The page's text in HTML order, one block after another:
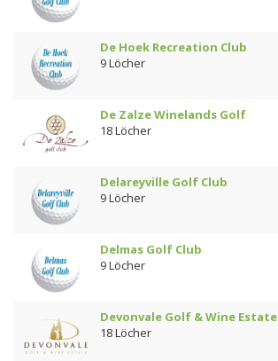
De Hoek Recreation Club
9 Löcher
De Zalze Winelands Golf
18 Löcher
Delareyville Golf Club
9 Löcher
Delmas Golf Club
9 Löcher
Devonvale Golf & Wine Estate
18 Löcher